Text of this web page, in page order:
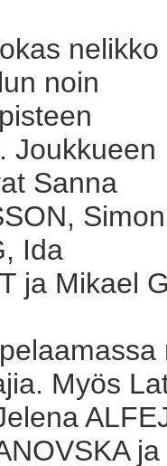
nelikko
noin
Joukkueen
Sanna
Simon
Ida
ja Mikael
Myös